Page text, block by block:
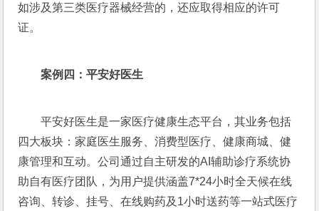
如涉及第三类医疗器械经营的，还应取得相应的许可
证。
案例四：平安好医生
平安好医生是一家医疗健康生态平台，其业务包括
四大板块：家庭医生服务、消费型医疗、健康商城、健
康管理和互动。公司通过自主研发的AI辅助诊疗系统协
助自有医疗团队，为用户提供涵盖7*24小时全天候在线
咨询、转诊、挂号、在线购药及1小时送药等一站式医疗